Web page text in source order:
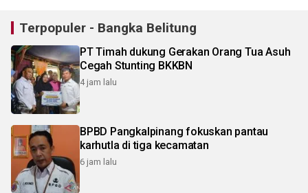
Terpopuler - Bangka Belitung
PT Timah dukung Gerakan Orang Tua Asuh
Cegah Stunting BKKBN
4 jam lalu
BPBD Pangkalpinang fokuskan pantau
karhutla di tiga kecamatan
6 jam lalu